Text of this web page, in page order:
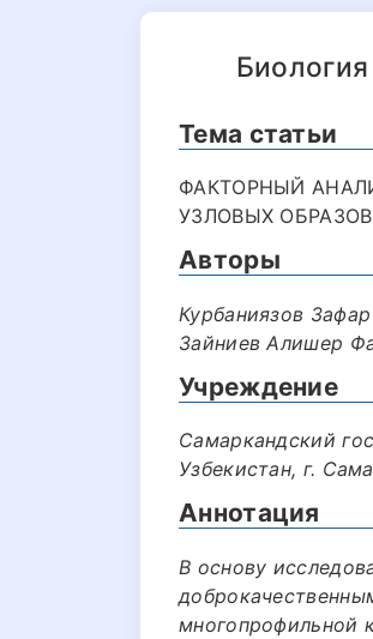
Тема статьи
ФАКТОРНЫЙ
УЗЛОВЫХ
Авторы
Курбаниязов
Зайниев Алишер
Учреждение
Самаркандский
Узбекистан, г.
Аннотация
В основу
многопрофильной